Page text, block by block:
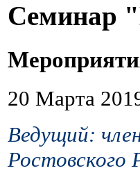
Семинар
20 Марта
Ведущий: